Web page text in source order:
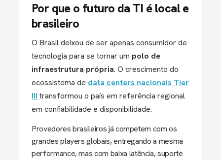
Por que o futuro da TI é local e
brasileiro
O Brasil deixou de ser apenas consumidor de
tecnologia para se tornar um polo de
infraestrutura própria. O crescimento do
ecossistema de data centers nacionais Tier
III transformou o país em referência regional
em confiabilidade e disponibilidade.
Provedores brasileiros já competem com os
grandes players globais, entregandoa mesma
performance, mas com baixa latência, suporte